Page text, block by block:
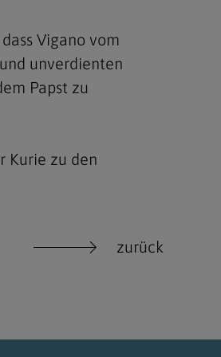
Vigano vom
unverdienten
Papst zu
Kurie zu den
zurück